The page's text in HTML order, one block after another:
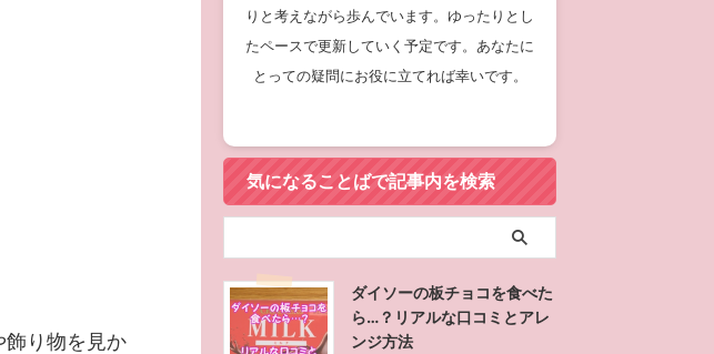
飾り物を見か
りと考えながら歩んでいます。ゆったりとし
たペースで更新していく予定です。あなたに
とっての疑問にお役に立てれば幸いです。
気になることばで記事内を検索
ダイソーの板チョコを食べた
ら…？リアルな口コミとアレ
ンジ方法